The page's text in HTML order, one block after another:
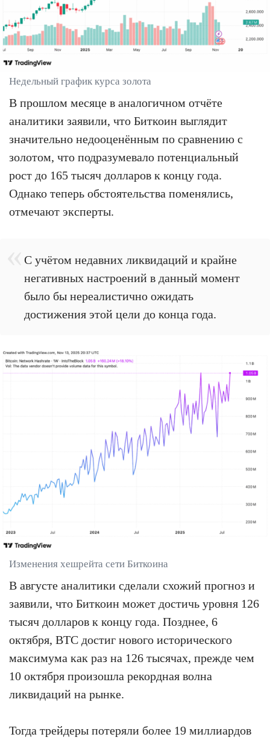
Недельный график курса золота
В прошлом месяце в аналогичном отчёте
аналитики заявили, что Биткоин выглядит
значительно недооценённым по сравнению с
золотом, что подразумевало потенциальный
рост до 165 тысяч долларов к концу года.
Однако теперь обстоятельства поменялись,
отмечают эксперты.
С учётом недавних ликвидаций и крайне
негативных настроений в данный момент
было бы нереалистично ожидать
достижения этой цели до конца года.
Изменения хешрейта сети Биткоина
В августе аналитики сделали схожий прогноз и
заявили, что Биткоин может достичь уровня 126
тысяч долларов к концу года. Позднее, 6
октября, BTC достиг нового исторического
максимума как раз на 126 тысячах, прежде чем
10 октября произошла рекордная волна
ликвидаций на рынке.
Тогда трейдеры потеряли более 19 миллиардов